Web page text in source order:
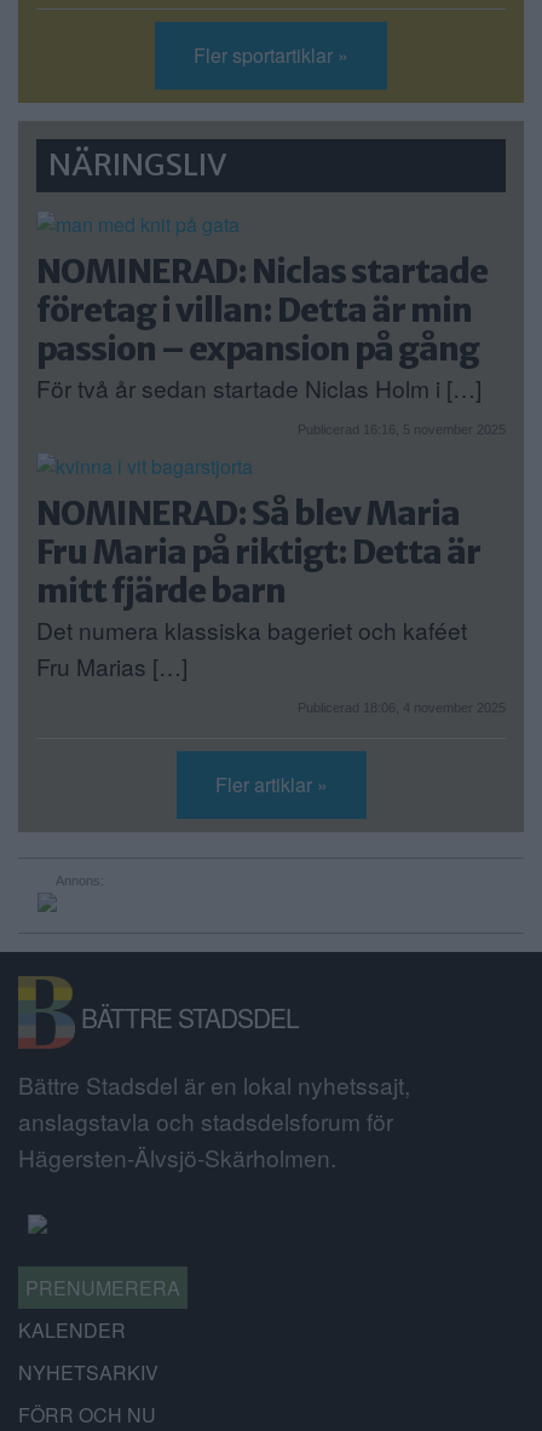
Fler sportartiklar »
NÄRINGSLIV
NOMINERAD: Niclas startade
företag i villan: Detta är min
passion – expansion på gång
För två år sedan startade Niclas Holm i […]
Publicerad 16:16, 5 november 2025
NOMINERAD: Så blev Maria
Fru Maria på riktigt: Detta är
mitt fjärde barn
Det numera klassiska bageriet och kaféet
Fru Marias […]
Publicerad 18:06, 4 november 2025
Fler artiklar »
Annons:
BÄTTRE STADSDEL
Bättre Stadsdel är en lokal nyhetssajt,
anslagstavla och stadsdelsforum för
Hägersten-Älvsjö-Skärholmen.
PRENUMERERA
KALENDER
NYHETSARKIV
FÖRR OCH NU